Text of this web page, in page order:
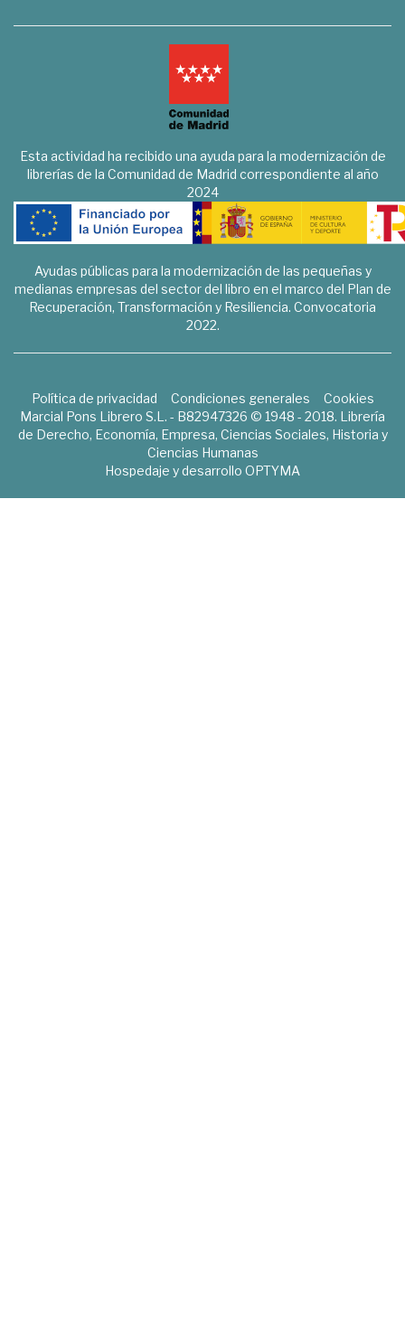
Esta actividad ha recibido una ayuda para la modernización de
librerías de la Comunidad de Madrid correspondiente al año
2024
Ayudas públicas para la modernización de las pequeñas y
medianas empresas del sector del libro en el marco del Plan de
Recuperación, Transformación y Resiliencia. Convocatoria
2022.
Política de privacidad Condiciones generales
Cookies
Marcial Pons Librero S.L. - B82947326 © 1948 - 2018. Librería
de Derecho, Economía, Empresa, Ciencias Sociales, Historia y
Ciencias Humanas
Hospedaje y desarrollo OPTYMA